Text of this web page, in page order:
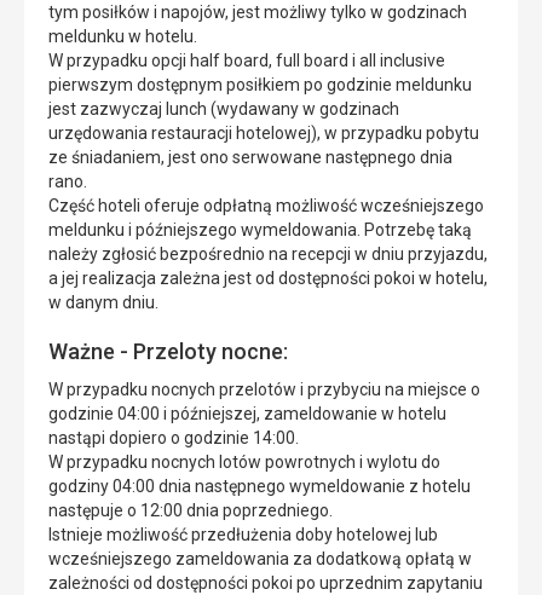
tym posiłków i napojów, jest możliwy tylko w godzinach
meldunku w hotelu.
W przypadku opcji half board, full board i all inclusive
pierwszym dostępnym posiłkiem po godzinie meldunku
jest zazwyczaj lunch (wydawany w godzinach
urzędowania restauracji hotelowej), w przypadku pobytu
ze śniadaniem, jest ono serwowane następnego dnia
rano.
Część hoteli oferuje odpłatną możliwość wcześniejszego
meldunku i późniejszego wymeldowania. Potrzebę taką
należy zgłosić bezpośrednio na recepcji w dniu przyjazdu,
a jej realizacja zależna jest od dostępności pokoi w hotelu,
w danym dniu.
Ważne - Przeloty nocne:
W przypadku nocnych przelotów i przybyciu na miejsce o
godzinie 04:00 i późniejszej, zameldowanie w hotelu
nastąpi dopiero o godzinie 14:00.
W przypadku nocnych lotów powrotnych i wylotu do
godziny 04:00 dnia następnego wymeldowanie z hotelu
następuje o 12:00 dnia poprzedniego.
Istnieje możliwość przedłużenia doby hotelowej lub
wcześniejszego zameldowania za dodatkową opłatą w
zależności od dostępności pokoi po uprzednim zapytaniu